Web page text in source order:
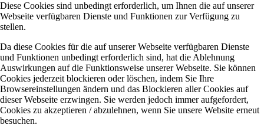
Diese Cookies sind unbedingt erforderlich, um Ihnen die auf unserer
Webseite verfügbaren Dienste und Funktionen zur Verfügung zu
stellen.
Da diese Cookies für die auf unserer Webseite verfügbaren Dienste
und Funktionen unbedingt erforderlich sind, hat die Ablehnung
Auswirkungen auf die Funktionsweise unserer Webseite. Sie können
Cookies jederzeit blockieren oder löschen, indem Sie Ihre
Browsereinstellungen ändern und das Blockieren aller Cookies auf
dieser Webseite erzwingen. Sie werden jedoch immer aufgefordert,
Cookies zu akzeptieren / abzulehnen, wenn Sie unsere Website erneut
besuchen.